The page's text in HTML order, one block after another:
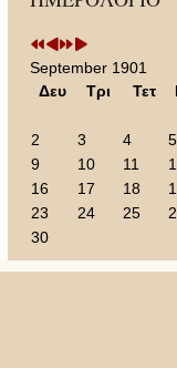
September 1901
Δευ
Τρι Τετ
2
3 4 5
9
10 11
16
17 18
23
24 25
30